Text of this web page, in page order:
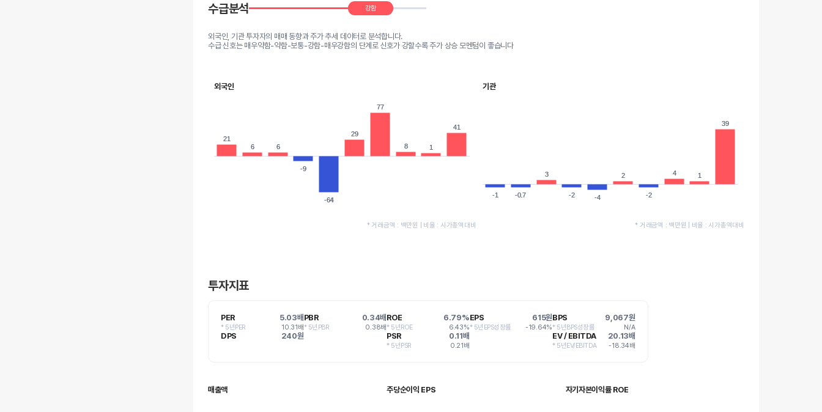
수급분석 강함
외국인, 기관 투자자의 매매 동향과 주가 추세 데이터로 분석합니다.
수급 신호는 매우약함-약함-보통-강함-매우강함의 단계로 신호가 강할수록 주가 상승 모멘텀이 좋습니다
외국인
21
21
6
6 6
6
-9
-9
-64
-64
29
29
77
77
8
8 11
41
41
* 거래금액 : 백만원 | 비율 : 시가총액대비
기관
-1
-1 -0.7
-0.7
3
3
-2
-2 -4
-4
2
2
-2
-2
4
4 11
39
39
* 거래금액 : 백만원 | 비율 : 시가총액대비
투자지표
PER 5.03배
* 5년PER 10.31배
PBR 0.34배
* 5년PBR 0.38배
ROE 6.79%
* 5년ROE 6.43%
EPS 615원
* 5년EPS성장률 -19.64%
BPS 9,067원
* 5년BPS성장률 N/A
DPS 240원 PSR 0.11배
* 5년PSR 0.21배
EV / EBITDA 20.13배
* 5년EV/EBITDA -18.34배
매출액 주당순이익 EPS 자기자본이익률 ROE